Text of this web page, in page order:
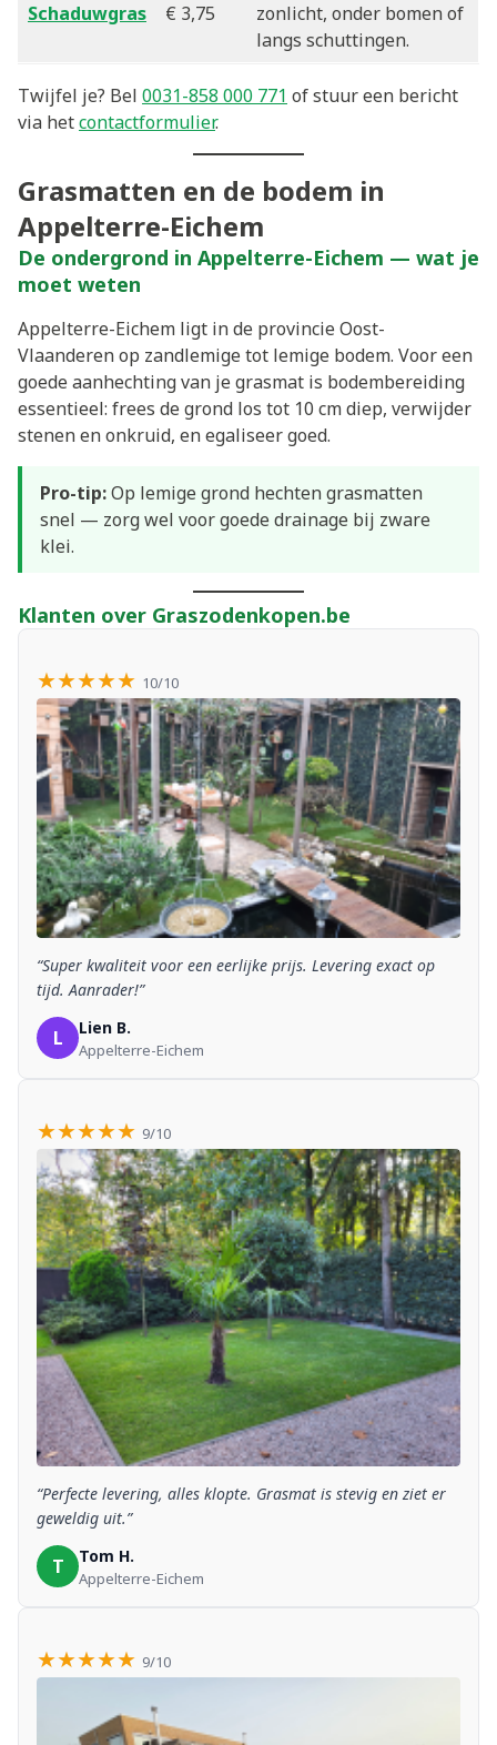
Schaduwgras € 3,75
zonlicht, onder bomen of
langs schuttingen.
Twijfel je? Bel 0031-858 000 771 of stuur een bericht
via hetcontactformulier.
Grasmatten en de bodem in
Appelterre-Eichem
De ondergrond in Appelterre-Eichem — wat je
moet weten
Appelterre-Eichem ligt in de provincie Oost-
Vlaanderen op zandlemige tot lemige bodem. Voor een
goede aanhechting van je grasmat is bodembereiding
essentieel: frees de grond los tot 10 cm diep, verwijder
stenen en onkruid, en egaliseer goed.
Pro-tip:Op lemige grond hechten grasmatten
snel — zorg wel voor goede drainage bij zware
klei.
Klanten over Graszodenkopen.be
★★★★★ 10/10
“Super kwaliteit voor een eerlijke prijs. Levering exact op
tijd. Aanrader!”
L Lien B.
Appelterre-Eichem
★★★★★ 9/10
“Perfecte levering, alles klopte. Grasmat is stevig en ziet er
geweldig uit.”
T Tom H.
Appelterre-Eichem
★★★★★ 9/10